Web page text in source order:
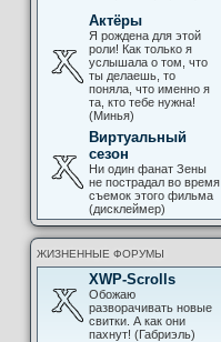
Актёры
Я рождена для этой
роли! Как только я
услышала о том, что
ты делаешь, то
поняла, что именно я
та, кто тебе нужна!
(Минья)
Виртуальный
сезон
Ни один фанат Зены
не пострадал во время
съемок этого фильма
(дисклеймер)
ЖИЗНЕННЫЕ ФОРУМЫ
XWP-Scrolls
Обожаю
разворачивать новые
свитки. А как они
пахнут! (Габриэль)